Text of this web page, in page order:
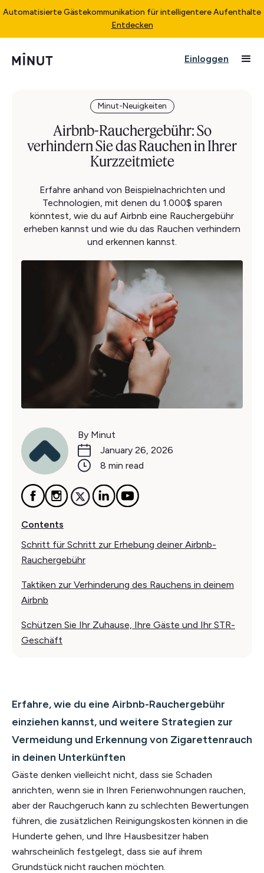
Automatisierte Gästekommunikation für intelligentere Aufenthalte
Entdecken
Einloggen
Minut-Neuigkeiten
Airbnb-Rauchergebühr: So
verhindern Sie das Rauchen in Ihrer
Kurzzeitmiete
Erfahre anhand von Beispielnachrichten und
Technologien, mit denen du 1.000$ sparen
könntest, wie du auf Airbnb eine Rauchergebühr
erheben kannst und wie du das Rauchen verhindern
und erkennen kannst.
By Minut
January 26, 2026
8 min read
Contents
Schritt für Schritt zur Erhebung deiner Airbnb-
Rauchergebühr
Taktiken zur Verhinderung des Rauchens in deinem
Airbnb
Schützen Sie Ihr Zuhause, Ihre Gäste und Ihr STR-
Geschäft
Erfahre, wie du eine Airbnb-Rauchergebühr
einziehen kannst, und weitere Strategien zur
Vermeidung und Erkennung von Zigarettenrauch
in deinen Unterkünften
Gäste denken vielleicht nicht, dass sie Schaden
anrichten, wenn sie in Ihren Ferienwohnungen rauchen,
aber der Rauchgeruch kann zu schlechten Bewertungen
führen, die zusätzlichen Reinigungskosten können in die
Hunderte gehen, und Ihre Hausbesitzer haben
wahrscheinlich festgelegt, dass sie auf ihrem
Grundstück nicht rauchen möchten.